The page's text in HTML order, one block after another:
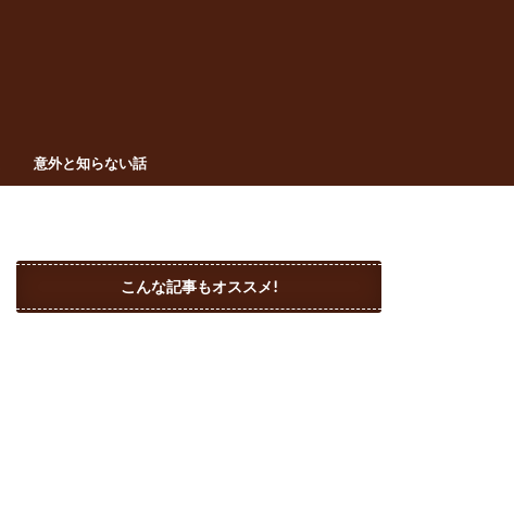
意外と知らない話
こんな記事もオススメ!